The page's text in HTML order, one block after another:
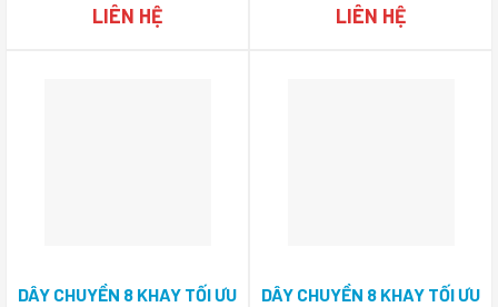
LIÊN HỆ LIÊN HỆ
DÂY CHUYỀN 8 KHAY TỐI ƯU
DÂY CHUYỀN 8 KHAY TỐI ƯU